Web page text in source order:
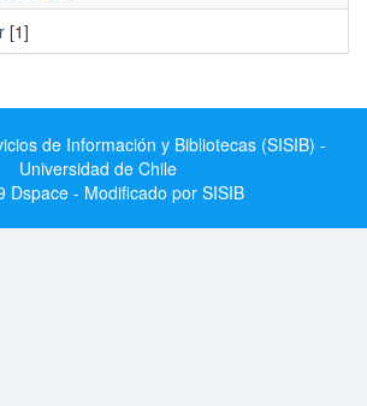
[1]
de Información y Bibliotecas (SISIB) -
Universidad de Chile
Dspace - Modificado por SISIB